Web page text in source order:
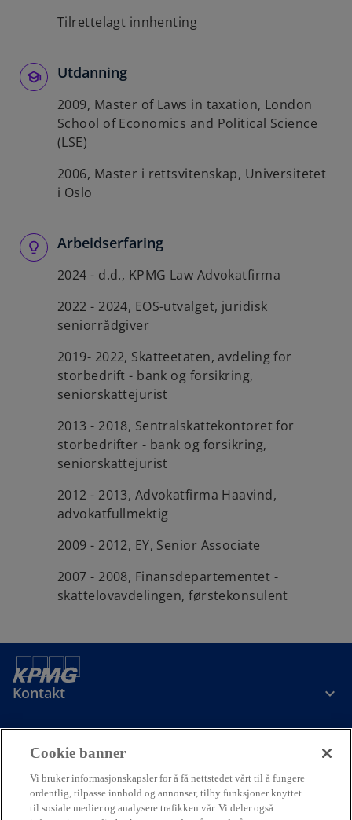
Tilrettelagt innhenting
Utdanning
2009, Master of Laws in taxation, London
School of Economics and Political Science
(LSE)
2006, Master i rettsvitenskap, Universitetet
i Oslo
Arbeidserfaring
2024 - d.d., KPMG Law Advokatfirma
2022 - 2024, EOS-utvalget, juridisk
seniorrådgiver
2019- 2022, Skatteetaten, avdeling for
storbedrift - bank og forsikring,
seniorskattejurist
2013 - 2018, Sentralskattekontoret for
storbedrifter - bank og forsikring,
seniorskattejurist
2012 - 2013, Advokatfirma Haavind,
advokatfullmektig
2009 - 2012, EY, Senior Associate
2007 - 2008, Finansdepartementet -
skattelovavdelingen, førstekonsulent
Kontakt
Om oss
Karriere
Cookie banner
Vi bruker informasjonskapsler for å få nettstedet vårt til å fungere
ordentlig, tilpasse innhold og annonser, tilby funksjoner knyttet
til sosiale medier og analysere trafikken vår. Vi deler også